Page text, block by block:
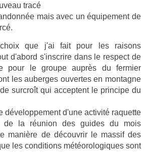
tracé
mais avec un équipement de
que j'ai fait pour les raisons
d'abord s'inscrire dans le respect de
pour le groupe auprès du fermier
les auberges ouvertes en montagne
surcroît qui acceptent le principe du
développement d'une activité raquette
de la réunion des guides du mois
manière de découvrir le massif des
les conditions météorologiques sont